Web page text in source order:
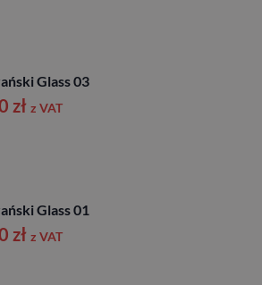
Glass 03
zł z VAT
Glass 01
zł z VAT